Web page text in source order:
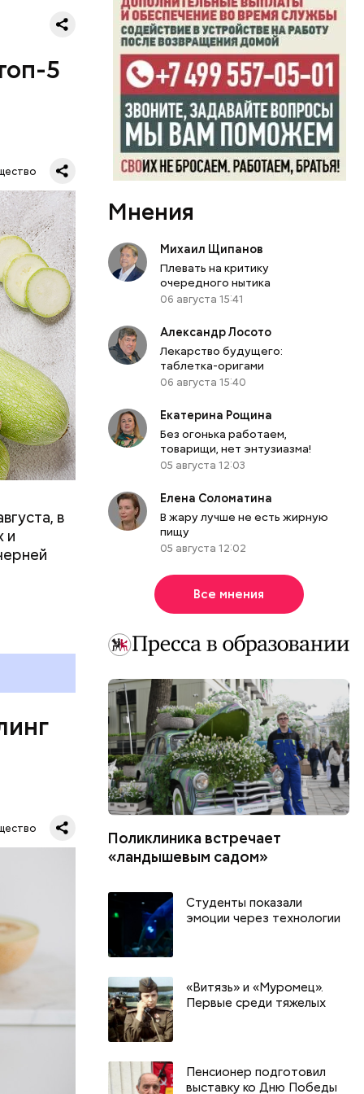
5
в
и
у
Мнения
Михаил Щипанов
Плевать на критику
очередного нытика
06 августа 15:41
Александр Лосото
Лекарство будущего:
таблетка-оригами
06 августа 15:40
Екатерина Рощина
Без огонька работаем,
товарищи, нет энтузиазма!
05 августа 12:03
Елена Соломатина
В жару лучше не есть жирную
пищу
05 августа 12:02
Все мнения
Поликлиника встречает
«ландышевым садом»
Студенты показали
эмоции через технологии
«Витязь» и «Муромец».
Первые среди тяжелых
Пенсионер подготовил
выставку ко Дню Победы